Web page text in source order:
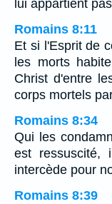
lui appartient
Romains 8:11
Et si l'Esprit de
les morts
Christ d'entre
corps mortels
Romains 8:34
Qui les
est
intercède pour
Romains 8:39